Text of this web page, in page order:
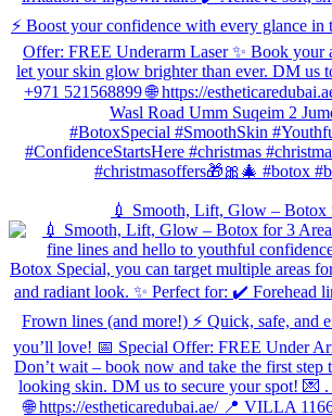
💉 Smooth, Lift, Glow – Botox